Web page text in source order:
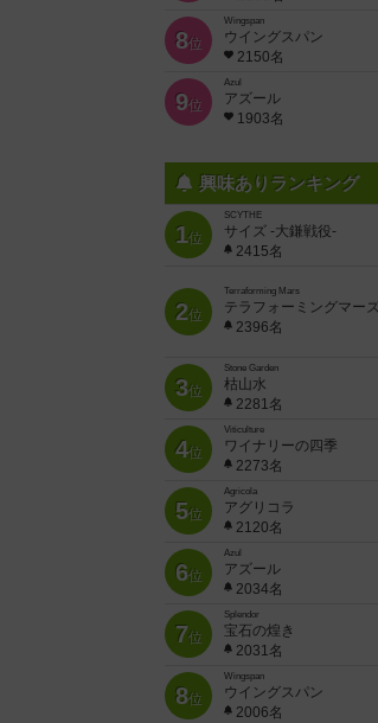
8位
Wingspan
ウイングスパン
2150名
9位
Azul
アズール
1903名
興味ありランキング
1位
SCYTHE
サイズ -大鎌戦役-
2415名
2位
Terraforming Mars
テラフォーミングマー
2396名
3位
Stone Garden
枯山水
2281名
4位
Viticulture
ワイナリーの四季
2273名
5位
Agricola
アグリコラ
2120名
6位
Azul
アズール
2034名
7位
Splendor
宝石の煌き
2031名
8位
Wingspan
ウイングスパン
2006名